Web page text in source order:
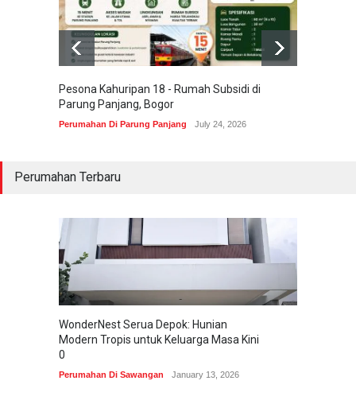
Pesona Kahuripan 18 - Rumah Subsidi di
Parung Panjang, Bogor
Perumahan Di Parung Panjang July 24, 2026
Perumahan Terbaru
WonderNest Serua Depok: Hunian
Modern Tropis untuk Keluarga Masa Kini
0
Perumahan Di Sawangan January 13, 2026